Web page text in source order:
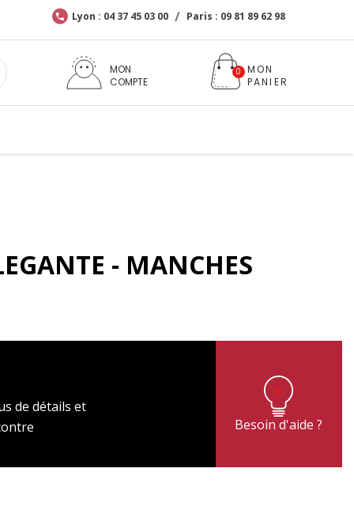
Lyon : 04 37 45 03 00 Paris : 09 81 89 62 98
MON
COMPTE
- MANCHES
de détails et
Besoin d'aide ?